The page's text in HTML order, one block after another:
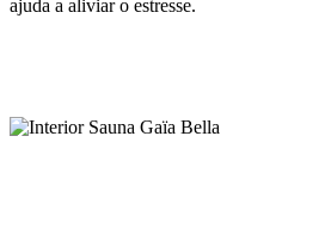
ajuda a aliviar o estresse.